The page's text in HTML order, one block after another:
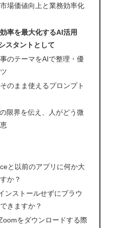
場価値向上と業務効率化
率を最大化するAI活用
スタントとして
のテーマをAIで整理・優
のまま使えるプロンプト
限界を伝え、人がどう微
と以前のアプリに何か大
か？
ンストールせずにブラウ
きますか？
をダウンロードする際